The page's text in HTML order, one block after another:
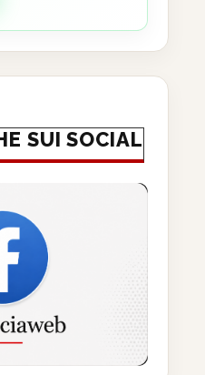
SUI SOCIAL